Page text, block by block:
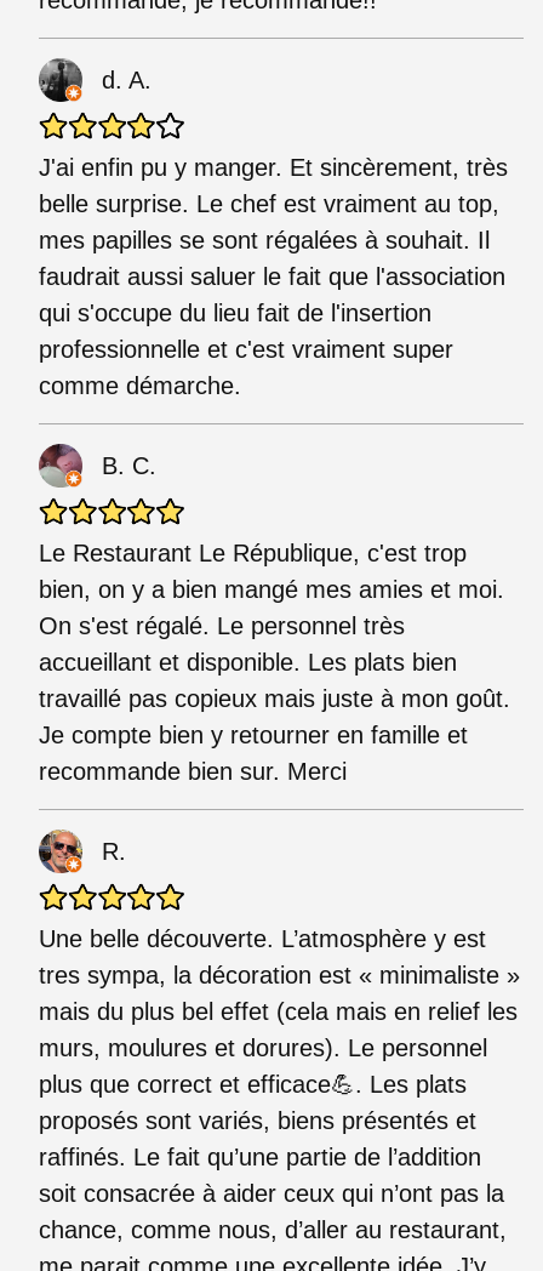
d. A.
J'ai enfin pu y manger. Et sincèrement, très
belle surprise. Le chef est vraiment au top,
mes papilles se sont régalées à souhait. Il
faudrait aussi saluer le fait que l'association
qui s'occupe du lieu fait de l'insertion
professionnelle et c'est vraiment super
comme démarche.
B. C.
Le Restaurant Le République, c'est trop
bien, on y a bien mangé mes amies et moi.
On s'est régalé. Le personnel très
accueillant et disponible. Les plats bien
travaillé pas copieux mais juste à mon goût.
Je compte bien y retourner en famille et
recommande bien sur. Merci
R.
Une belle découverte. L’atmosphère y est
tres sympa, la décoration est « minimaliste »
mais du plus bel effet (cela mais en relief les
murs, moulures et dorures). Le personnel
plus que correct et efficace💪. Les plats
proposés sont variés, biens présentés et
raffinés. Le fait qu’une partie de l’addition
soit consacrée à aider ceux qui n’ont pas la
chance, comme nous, d’aller au restaurant,